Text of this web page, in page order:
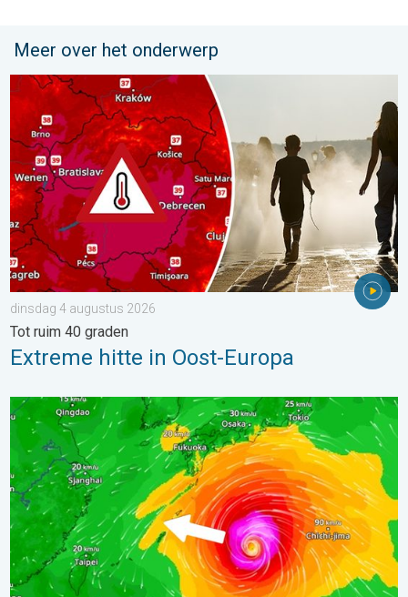
Meer over het onderwerp
Extreme hitte in Oost-Europa. Tot ruim 40 graden. . . dinsdag
dinsdag 4 augustus 2026
Tot ruim 40 graden
Extreme hitte in Oost-Europa
Tyfoon Dolphin op weg naar Japan. Veel regen en wind. . .